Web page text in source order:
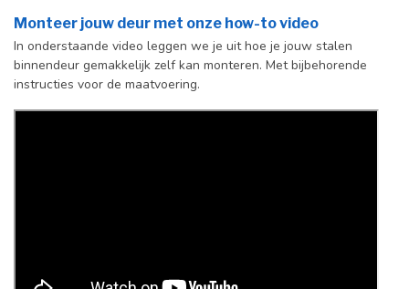
Afdekkap
vloerscharnier
(uitsluitend
taatsdeuren)
Incl. zwart kapje
Monteer jouw deur met onze how-to video
In onderstaande video leggen we je uit hoe je jouw stalen
binnendeur gemakkelijk zelf kan monteren. Met bijbehorende
instructies voor de maatvoering.